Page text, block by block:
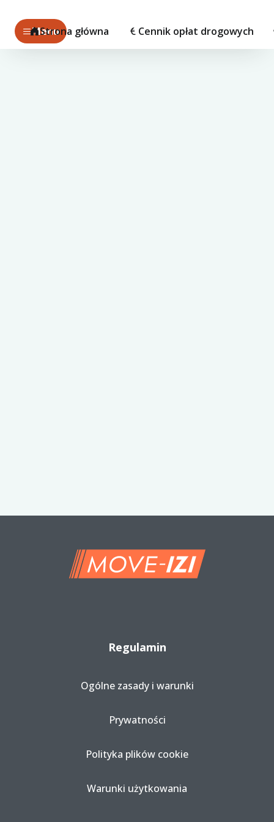
Menu
Strona główna Cennik opłat drogowych
Regulamin
Ogólne zasady i warunki
Prywatności
Polityka plików cookie
Warunki użytkowania